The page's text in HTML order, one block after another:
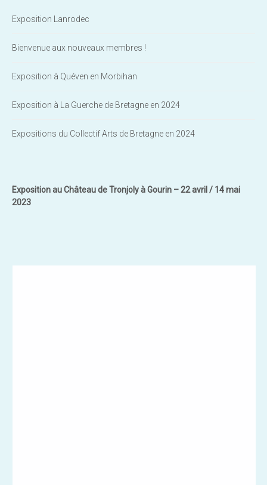
Exposition Lanrodec
Bienvenue aux nouveaux membres !
Exposition à Quéven en Morbihan
Exposition à La Guerche de Bretagne en 2024
Expositions du Collectif Arts de Bretagne en 2024
Exposition au Château de Tronjoly à Gourin – 22 avril / 14 mai
2023